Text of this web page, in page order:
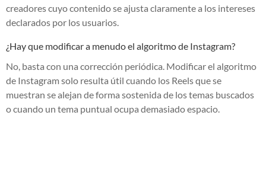
creadores cuyo contenido se ajusta claramente a los intereses
declarados por los usuarios.
¿Hay que modificar a menudo el algoritmo de Instagram?
No, basta con una corrección periódica. Modificar el algoritmo
de Instagram solo resulta útil cuando los Reels que se
muestran se alejan de forma sostenida de los temas buscados
o cuando un tema puntual ocupa demasiado espacio.